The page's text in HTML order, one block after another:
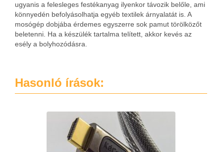
ugyanis a felesleges festékanyag ilyenkor távozik belőle, ami
könnyedén befolyásolhatja egyéb textilek árnyalatát is. A
mosógép dobjába érdemes egyszerre sok pamut törölközőt
beletenni. Ha a készülék tartalma telített, akkor kevés az
esély a bolyhozódásra.
Hasonló írások: